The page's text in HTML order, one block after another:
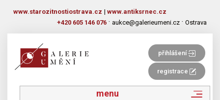
www.starozitnostiostrava.cz | www.antiksrnec.cz
+420 605 146 076 · aukce@galerieumeni.cz · Ostrava
přihlášení
registrace
menu